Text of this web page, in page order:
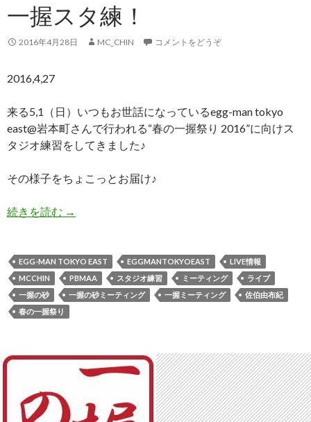
一握スタ練！
2016年4月28日 MC_CHIN コメントをどうぞ
2016,4,27
来る5,1（日）いつもお世話になっているegg-man tokyo
east@岩本町さんで行われる“春の一握祭り 2016”に向けス
タジオ練習をしてきました♪
その様子をちょこっとお届け♪
続きを読む 一握スタ練！
→
EGG-MAN TOKYO EAST EGGMANTOKYOEAST
LIVE情報
MCCHIN
PBMAA スタジオ練習 ミーティング
ライブ
一握の砂
一握の砂ミーティング 一握ミーティング
佐伯由布紀
春の一握祭り